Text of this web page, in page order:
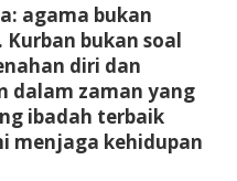
agama bukan
bukan soal
diri dan
dalam zaman yang
ibadah terbaik
menjaga kehidupan